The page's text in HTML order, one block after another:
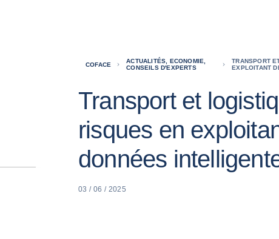
COFACE
ACTUALITÉS, ECONOMIE,
CONSEILS D'EXPERTS
TRANSPORT
EXPLOITANT
Transport et
risques en
données
03 / 06 / 2025